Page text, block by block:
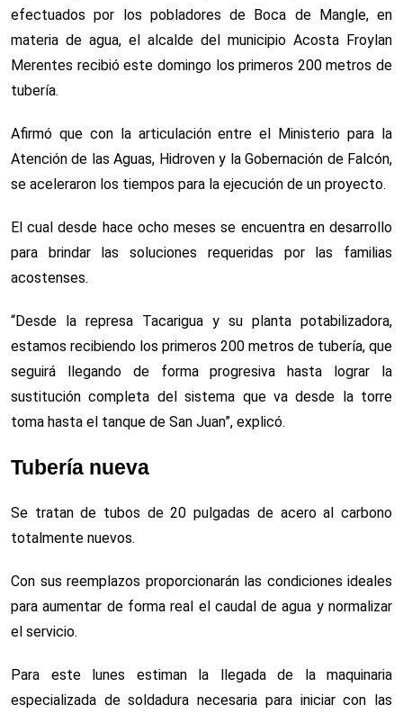
efectuados por los pobladores de Boca de Mangle, en
materia de agua, el alcalde del municipio Acosta Froylan
Merentes recibió este domingo los primeros 200 metros de
tubería.
Afirmó que con la articulación entre el Ministerio para la
Atención de las Aguas, Hidroven y la Gobernación de Falcón,
se aceleraron los tiempos para la ejecución de un proyecto.
El cual desde hace ocho meses se encuentra en desarrollo
para brindar las soluciones requeridas por las familias
acostenses.
“Desde la represa Tacarigua y su planta potabilizadora,
estamos recibiendo los primeros 200 metros de tubería, que
seguirá llegando de forma progresiva hasta lograr la
sustitución completa del sistema que va desde la torre
toma hasta el tanque de San Juan”, explicó.
Tubería nueva
Se tratan de tubos de 20 pulgadas de acero al carbono
totalmente nuevos.
Con sus reemplazos proporcionarán las condiciones ideales
para aumentar de forma real el caudal de agua y normalizar
el servicio.
Para este lunes estiman la llegada de la maquinaria
especializada de soldadura necesaria para iniciar con las